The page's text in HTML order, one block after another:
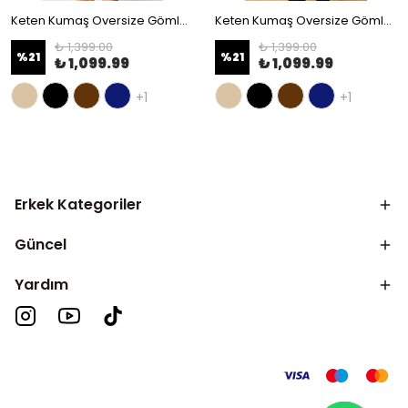
Keten Kumaş Oversize Gömlek - Bej
%21
₺ 1,399.00
₺ 1,099.99
+1
Keten Kumaş Oversize Gömlek - Siyah
%21
₺ 1,399.00
₺ 1,099.99
+1
Erkek Kategoriler
Güncel
Yardım